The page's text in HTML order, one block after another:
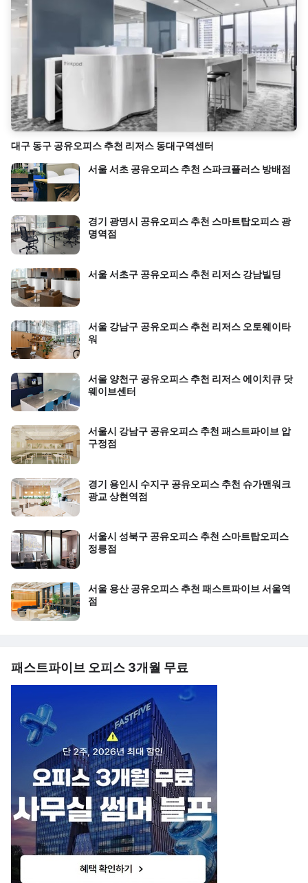
대구 동구 공유오피스 추천 리저스 동대구역센터
서울 서초 공유오피스 추천 스파크플러스 방배점
경기 광명시 공유오피스 추천 스마트탑오피스 광
명역점
서울 서초구 공유오피스 추천 리저스 강남빌딩
서울 강남구 공유오피스 추천 리저스 오토웨이타
워
서울 양천구 공유오피스 추천 리저스 에이치큐 닷
웨이브센터
서울시 강남구 공유오피스 추천 패스트파이브 압
구정점
경기 용인시 수지구 공유오피스 추천 슈가맨워크
광교 상현역점
서울시 성북구 공유오피스 추천 스마트탑오피스
정릉점
서울 용산 공유오피스 추천 패스트파이브 서울역
점
패스트파이브 오피스 3개월 무료